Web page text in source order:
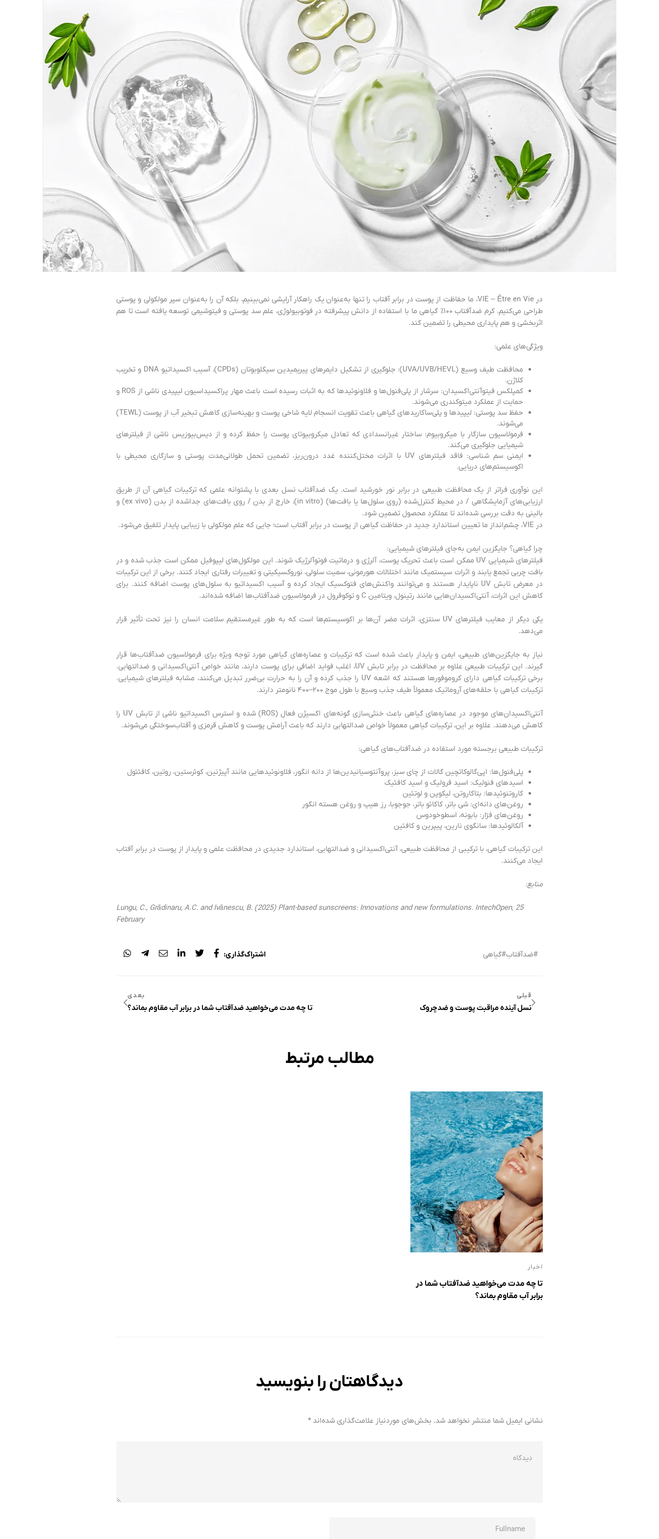
در VIE – Être en Vie، ما حفاظت از پوست در برابر آفتاب را تنها به‌عنوان یک راهکار آرایشی نمی‌بینیم، بلکه آن را به‌عنوان سپر مولکولی و پوستی
طراحی می‌کنیم. کرم ضدآفتاب ۱۰۰٪ گیاهی ما با استفاده از دانش پیشرفته در فوتوبیولوژی، علم سد پوستی و فیتوشیمی توسعه یافته است تا هم
اثربخشی و هم پایداری محیطی را تضمین کند.
ویژگی‌های علمی:
محافظت طیف وسیع (UVA/UVB/HEVL): جلوگیری از تشکیل دایمرهای پیریمیدین سیکلوبوتان (CPDs)، آسیب اکسیداتیو DNA و تخریب
کلاژن.
کمپلکس فیتوآنتی‌اکسیدان: سرشار از پلی‌فنول‌ها و فلاونوئیدها که به اثبات رسیده است باعث مهار پراکسیداسیون لیپیدی ناشی از ROS و
حمایت از عملکرد میتوکندری می‌شوند.
حفظ سد پوستی: لیپیدها و پلی‌ساکاریدهای گیاهی باعث تقویت انسجام لایه شاخی پوست و بهینه‌سازی کاهش تبخیر آب از پوست (TEWL)
می‌شوند.
فرمولاسیون سازگار با میکروبیوم: ساختار غیرانسدادی که تعادل میکروبیوتای پوست را حفظ کرده و از دیس‌بیوزیس ناشی از فیلترهای
شیمیایی جلوگیری می‌کند.
ایمنی سم شناسی: فاقد فیلترهای UV با اثرات مختل‌کننده غدد درون‌ریز، تضمین تحمل طولانی‌مدت پوستی و سازگاری محیطی با
اکوسیستم‌های دریایی.
این نوآوری فراتر از یک محافظت طبیعی در برابر نور خورشید است. یک ضدآفتاب نسل بعدی با پشتوانه علمی که ترکیبات گیاهی آن از طریق
ارزیابی‌های آزمایشگاهی / در محیط کنترل‌شده (روی سلول‌ها یا بافت‌ها) (in vitro)، خارج از بدن / روی بافت‌های جداشده از بدن (ex vivo) و
بالینی به دقت بررسی شده‌اند تا عملکرد محصول تضمین شود.
در VIE، چشم‌انداز ما تعیین استاندارد جدید در حفاظت گیاهی از پوست در برابر آفتاب است؛ جایی که علم مولکولی با زیبایی پایدار تلفیق می‌شود.
چرا گیاهی؟ جایگزین ایمن به‌جای فیلترهای شیمیایی:
فیلترهای شیمیایی UV ممکن است باعث تحریک پوست، آلرژی و درماتیت فوتوآلرژیک شوند. این مولکول‌های لیپوفیل ممکن است جذب شده و در
بافت چربی تجمع یابند و اثرات سیستمیک مانند اختلالات هورمونی، سمیت سلولی، نوروکسیکیتی و تغییرات رفتاری ایجاد کنند. برخی از این ترکیبات
در معرض تابش UV ناپایدار هستند و می‌توانند واکنش‌های فتوکسیک ایجاد کرده و آسیب اکسیداتیو به سلول‌های پوست اضافه کنند. برای
کاهش این اثرات، آنتی‌اکسیدان‌هایی مانند رتینول، ویتامین C و توکوفرول در فرمولاسیون ضدآفتاب‌ها اضافه شده‌اند.
یکی دیگر از معایب فیلترهای UV سنتزی، اثرات مضر آن‌ها بر اکوسیستم‌ها است که به طور غیرمستقیم سلامت انسان را نیز تحت تأثیر قرار
می‌دهد.
نیاز به جایگزین‌های طبیعی، ایمن و پایدار باعث شده است که ترکیبات و عصاره‌های گیاهی مورد توجه ویژه برای فرمولاسیون ضدآفتاب‌ها قرار
گیرند. این ترکیبات طبیعی علاوه بر محافظت در برابر تابش UV، اغلب فواید اضافی برای پوست دارند، مانند خواص آنتی‌اکسیدانی و ضدالتهابی.
برخی ترکیبات گیاهی دارای کروموفورها هستند که اشعه UV را جذب کرده و آن را به حرارت بی‌ضرر تبدیل می‌کنند، مشابه فیلترهای شیمیایی.
ترکیبات گیاهی با حلقه‌های آروماتیک معمولاً طیف جذب وسیع با طول موج ۲۰۰–۴۰۰ نانومتر دارند.
آنتی‌اکسیدان‌های موجود در عصاره‌های گیاهی باعث خنثی‌سازی گونه‌های اکسیژن فعال (ROS) شده و استرس اکسیداتیو ناشی از تابش UV را
کاهش می‌دهند. علاوه بر این، ترکیبات گیاهی معمولاً خواص ضدالتهابی دارند که باعث آرامش پوست و کاهش قرمزی و آفتاب‌سوختگی می‌شوند.
ترکیبات طبیعی برجسته مورد استفاده در ضدآفتاب‌های گیاهی:
پلی‌فنول‌ها: اپی‌گالوکاتچین گالات از چای سبز، پروآنتوسیانیدین‌ها از دانه انگور، فلاونوئیدهایی مانند آپیژنین، کوئرستین، روتین، کافئئول
اسیدهای فنولیک: اسید فرولیک و اسید کافئیک
کاروتنوئیدها: بتاکاروتن، لیکوپن و لوتئین
روغن‌های دانه‌ای: شی باتر، کاکائو باتر، جوجوبا، رز هیپ و روغن هسته انگور
روغن‌های فرّار: بابونه، اسطوخودوس
آلکالوئیدها: سانگوی نارین، پیپرین و کافئین
این ترکیبات گیاهی، با ترکیبی از محافظت طبیعی، آنتی‌اکسیدانی و ضدالتهابی، استاندارد جدیدی در محافظت علمی و پایدار از پوست در برابر آفتاب
ایجاد می‌کنند.
منابع:
Lungu, C., Grădinaru, A.C. and Ivănescu, B. (2025) Plant-based sunscreens: Innovations and new formulations. IntechOpen, 25
February
ضدآفتاب گیاهی اشتراک‌گذاری:
قبلی
نسل آینده مراقبت پوست و ضدچروک
بعدی
تا چه مدت می‌خواهید ضدآفتاب شما در برابر آب مقاوم بماند؟
مطالب مرتبط
اخبار
تا چه مدت می‌خواهید ضدآفتاب شما در
برابر آب مقاوم بماند؟
دیدگاهتان را بنویسید
نشانی ایمیل شما منتشر نخواهد شد. بخش‌های موردنیاز علامت‌گذاری شده‌اند *